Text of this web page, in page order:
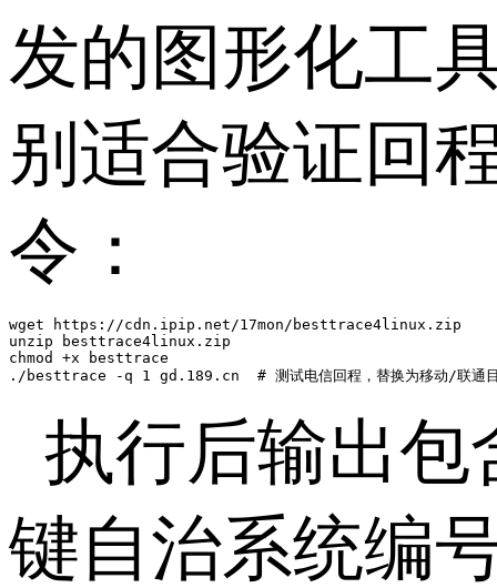
发的图形化工
别适合验证回
令：
wget https://cdn.ipip.net/17mon/besttrace4linux.zip
unzip besttrace4linux.zip
chmod +x besttrace
./besttrace -q 1 gd.189.cn  # 测试电信回程，替换为移动/联通
执行后输出包
键自治系统编